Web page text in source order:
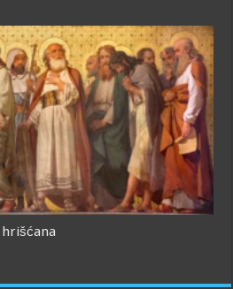
hrišćana